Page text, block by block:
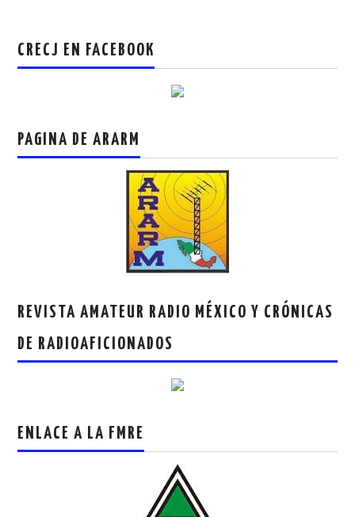
CRECJ EN FACEBOOK
PAGINA DE ARARM
REVISTA AMATEUR RADIO MÉXICO Y CRÓNICAS
DE RADIOAFICIONADOS
ENLACE A LA FMRE